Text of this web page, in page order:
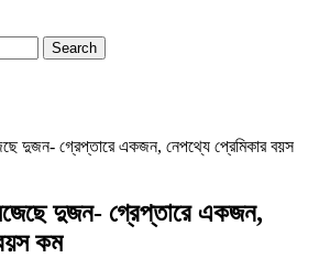
দুজন- গ্রেপ্তারে একজন, নেপথ্যে প্রেমিকার বয়স
দুজন- গ্রেপ্তারে একজন,
কম